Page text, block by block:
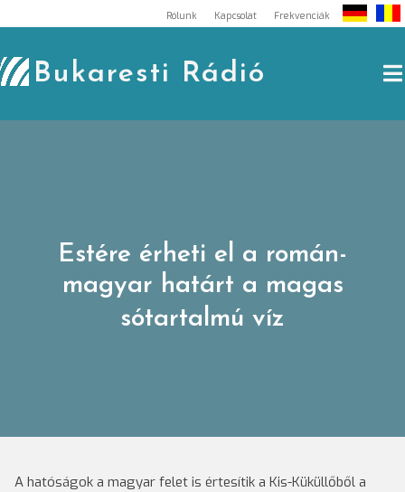
to
content
Rólunk Kapcsolat Frekvenciák
Bukaresti Rádió
Estére érheti el a román-
magyar határt a magas
sótartalmú víz
A hatóságok a magyar felet is értesítik a Kis-Küküllőből a